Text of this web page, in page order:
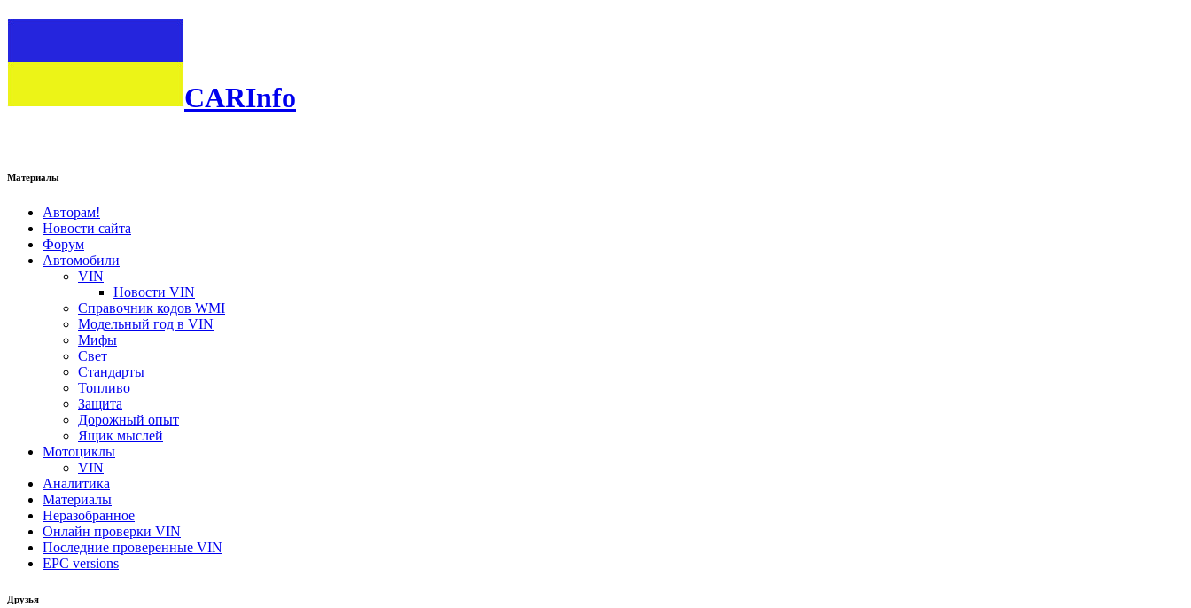
CARInfo
Материалы
Авторам!
Новости сайта
Форум
Автомобили
VIN
Новости VIN
Справочник кодов WMI
Модельный год в VIN
Мифы
Свет
Стандарты
Топливо
Защита
Дорожный опыт
Ящик мыслей
Мотоциклы
VIN
Аналитика
Материалы
Неразобранное
Онлайн проверки VIN
Последние проверенные VIN
EPC versions
Друзья